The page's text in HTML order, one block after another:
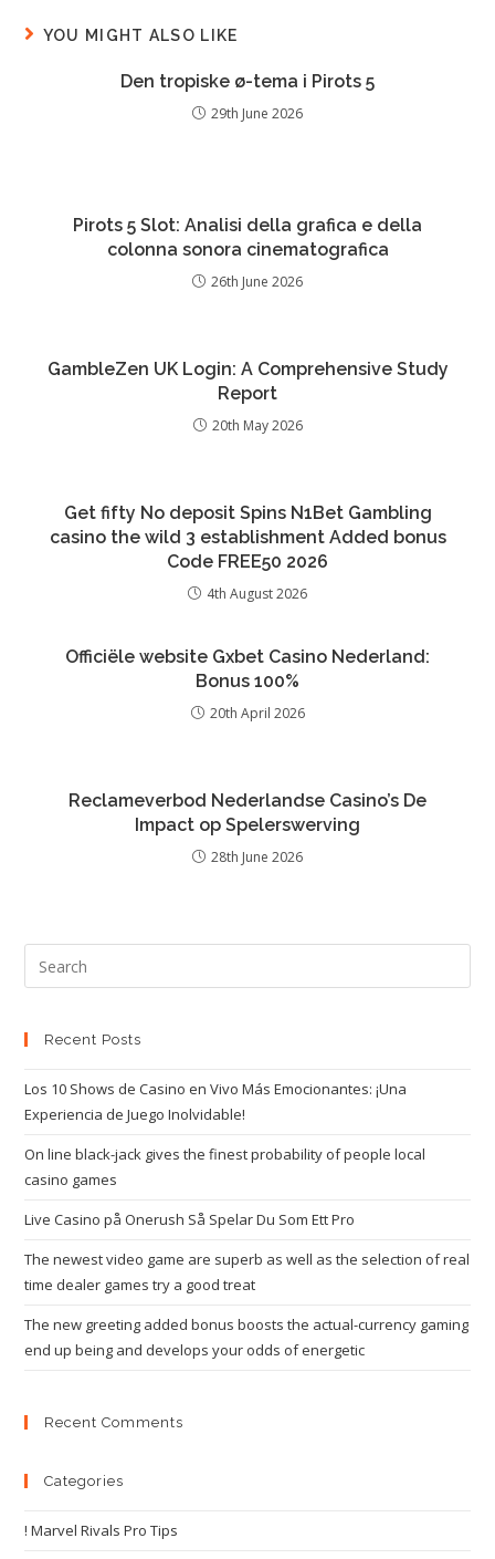
YOU MIGHT ALSO LIKE
Den tropiske ø-tema i Pirots 5
29th June 2026
Pirots 5 Slot: Analisi della grafica e della
colonna sonora cinematografica
26th June 2026
GambleZen UK Login: A Comprehensive Study
Report
20th May 2026
Get fifty No deposit Spins N1Bet Gambling
casino the wild 3 establishment Added bonus
Code FREE50 2026
4th August 2026
Officiële website Gxbet Casino Nederland:
Bonus 100%
20th April 2026
Reclameverbod Nederlandse Casino’s De
Impact op Spelerswerving
28th June 2026
Recent Posts
Los 10 Shows de Casino en Vivo Más Emocionantes: ¡Una
Experiencia de Juego Inolvidable!
On line black-jack gives the finest probability of people local
casino games
Live Casino på Onerush Så Spelar Du Som Ett Pro
The newest video game are superb as well as the selection of real
time dealer games try a good treat
The new greeting added bonus boosts the actual-currency gaming
end up being and develops your odds of energetic
Recent Comments
Categories
! Marvel Rivals Pro Tips